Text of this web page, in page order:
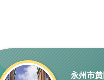
永州市